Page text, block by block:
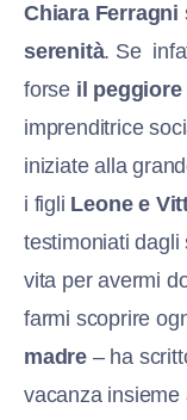
Chiara Ferragni
serenità. Se
forse il
imprenditrice
iniziate alla
i figli Leone e
testimoniati dagli
vita per avermi
farmi scoprire
madre – ha
vacanza insieme